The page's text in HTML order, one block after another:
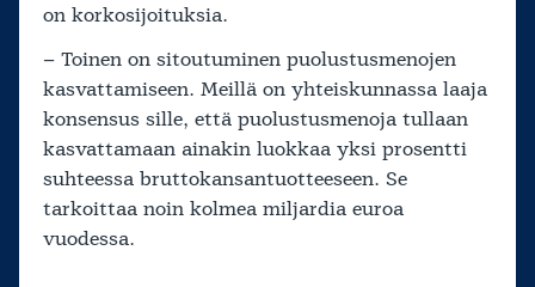
on korkosijoituksia.
– Toinen on sitoutuminen puolustusmenojen
kasvattamiseen. Meillä on yhteiskunnassa laaja
konsensus sille, että puolustusmenoja tullaan
kasvattamaan ainakin luokkaa yksi prosentti
suhteessa bruttokansantuotteeseen. Se
tarkoittaa noin kolmea miljardia euroa
vuodessa.